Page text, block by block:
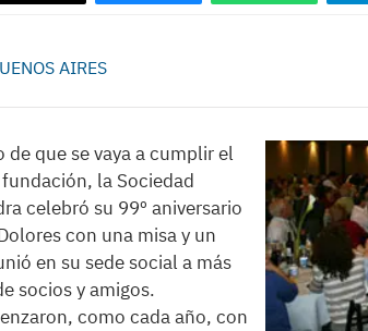
AIRES
de que se vaya a cumplir el
la Sociedad
celebró su 99º aniversario
con una misa y un
en su sede social a más
socios y amigos.
como cada año, con